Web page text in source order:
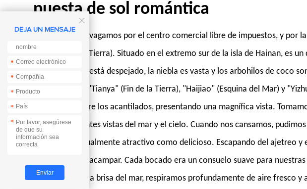
puesta de sol romántica
Por la mañana, vagamos por el centro comercial libre de impuestos, y por
extremos de la Tierra). Situado en el extremo sur de la isla de Hainan, es
es azul, el cielo está despejado, la niebla es vasta y los arbohilos de coco
inscritas como "Tianya" (Fin de la Tierra), "Haijiao" (Esquina del Mar) y
encuentran entre los acantilados, presentando una magnífica vista.
las impresionantes vistas del mar y el cielo. Cuando nos cansamos,
que era tan visualmente atractivo como delicioso. Escapando del ajetreo y
tranquilidad de acampar. Cada bocado era un consuelo suave para
libre, sentimos la brisa del mar, respiramos profundamente de aire fresco

DEJA UN MENSAJE
*
*
*
*
*
*
*